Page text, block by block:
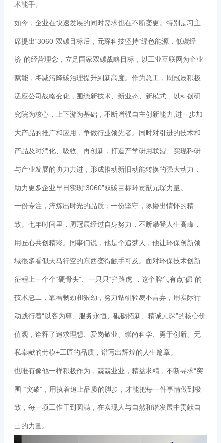
术能手。
如今，企业在快速发展的同时需求也在不断变更。特别是习主
席提出“3060”双碳目标后，元琛科技坚持“绿色能源，低碳经
济”的经营理念，立足国家双碳战略目标，以工业互联网为企业
赋能，将减污降碳治理提升到新高度。作为总工，周冠辰积极
适应公司战略变化，围绕新技术、新业态、新模式，以科创研
究院为核心，上下游为基础，不断增强自主创新能力,进一步加
大产品的推广和应用，争做行业领先者。同时对引进的技术和
产品及时消化、吸收、再创新，打造产学研用联盟、实现科研
与产业发展的协力共进，形成推动新旧动能转换的强大动力，
助力更多企业早日实现“3060”双碳目标环贡献元琛力量。
一份专注，淬炼出时光的品质；一份坚守，琢磨出情怀的精
致。七年时间里，周冠辰经过自身努力，不断攀登人生高峰，
用匠心共创精彩。同事们说，他是个追梦人，他让环保创新领
域很多看似天马行空的东西变得触手可及。面对环保技术创新
征程上一个个“硬骨头”、一只只“拦路虎”，这个脾气有点“倔”的
技术总工，靠着韧劲和狠劲，努力钻研轻易不言弃，用实际行
动践行着“以客为尊、服务永恒、砥砺拓新、精诚元琛”的核心价
值观，诠释了追求理想、爱岗敬业、崇尚科学、勇于创新、无
私奉献的劳模+工匠的品质，谱写出辉煌的人生篇章。
也唯有像他一样积极作为，兢兢业业，精益求精，不断寻求“突
围”“突破”，用执着追上品质的脚步，才能把每一件事情做到极
致，每一项工作干到圆满，在实现人与自然和谐发展中贡献自
己的力量。